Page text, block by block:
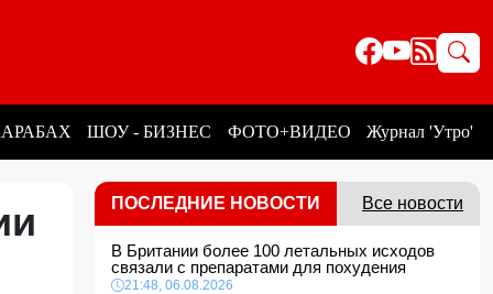
ШОУ - БИЗНЕС ФОТО+ВИДЕО Журнал 'Утро'
ПОСЛЕДНИЕ НОВОСТИ Все новости
В Британии более 100 летальных исходов
связали с препаратами для похудения
21:48, 06.08.2026